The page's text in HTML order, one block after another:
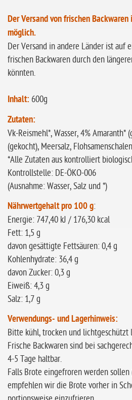
Der Versand von frischen
möglich.
Der Versand in andere Länder ist auf
frischen Backwaren durch den
könnten.
Inhalt: 600g
Zutaten:
Vk-Reismehl*, Wasser, 4% Amaranth*
(gekocht), Meersalz,
*Alle Zutaten aus kontrolliert
Kontrollstelle: DE-ÖKO-006
(Ausnahme: Wasser, Salz und *)
Nährwertgehalt pro 100 g:
Energie: 747,40 kJ / 176,30 kcal
Fett: 1,5 g
davon gesättigte Fettsäuren: 0,4 g
Kohlenhydrate: 36,4 g
davon Zucker: 0,3 g
Eiweiß: 4,3 g
Salz: 1,7 g
Verwendungs- und Lagerhinweis:
Bitte kühl, trocken und lichtgeschützt
Frische Backwaren sind bei
4-5 Tage haltbar.
Falls Brote eingefroren werden sollen
empfehlen wir die Brote vorher in